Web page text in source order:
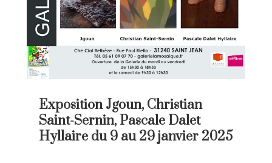
Exposition Jgoun, Christian
Saint-Sernin, Pascale Dalet
Hyllaire du 9 au 29 janvier 2025